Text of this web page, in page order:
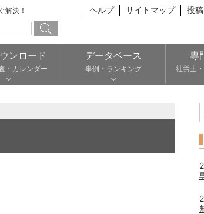
解決！ ヘルプ サイトマップ 投
ンロード
・カレンダー
データベース
事例・ランキング
専
社労士